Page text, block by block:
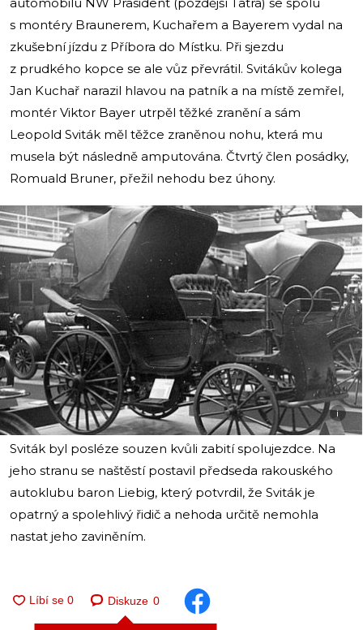
s montéry Braunerem, Kuchařem a Bayerem vydal na
zkušební jízdu z Příbora do Místku. Při sjezdu
z prudkého kopce se ale vůz převrátil. Svitákův kolega
Jan Kuchař narazil hlavou na patník a na místě zemřel,
montér Viktor Bayer utrpěl těžké zranění a sám
Leopold Sviták měl těžce zraněnou nohu, která mu
musela být následně amputována. Čtvrtý člen posádky,
Romuald Bruner, přežil nehodu bez úhony.
i
Sviták byl posléze souzen kvůli zabití spolujezdce. Na
jeho stranu se naštěstí postavil předseda rakouského
autoklubu baron Liebig, který potvrdil, že Sviták je
opatrný a spolehlivý řidič a nehoda určitě nemohla
nastat jeho zaviněním.
Diskuze 0